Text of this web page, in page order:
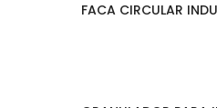
FACA CIRCULAR